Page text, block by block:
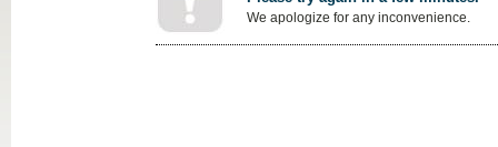
We apologize for any inconvenience.